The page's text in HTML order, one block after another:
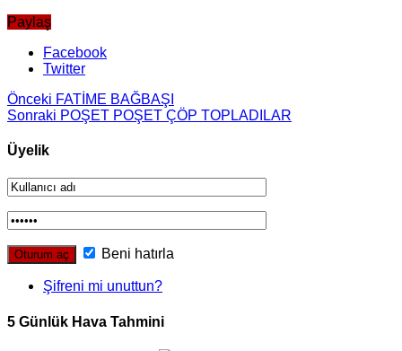
Paylaş
Facebook
Twitter
Önceki FATİME BAĞBAŞI
Sonraki POŞET POŞET ÇÖP TOP­LA­DI­LAR
Üyelik
Beni hatırla
Şifreni mi unuttun?
5 Günlük Hava Tahmini